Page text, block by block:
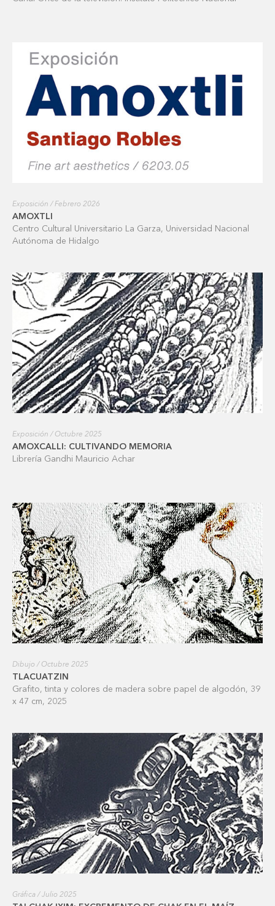
Exposición / Febrero 2026
AMOXTLI
Centro Cultural Universitario La Garza, Universidad Nacional
Autónoma de Hidalgo
Exposición / Octubre 2025
AMOXCALLI: CULTIVANDO MEMORIA
Librería Gandhi Mauricio Achar
Dibujo / Octubre 2025
TLACUATZIN
Grafito, tinta y colores de madera sobre papel de algodón, 39
x 47 cm, 2025
Gráfica / Julio 2025